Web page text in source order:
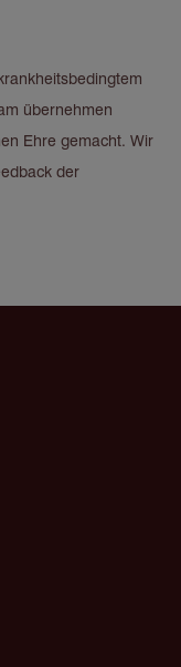
übernehmen
Ehre gemacht. Wir
der